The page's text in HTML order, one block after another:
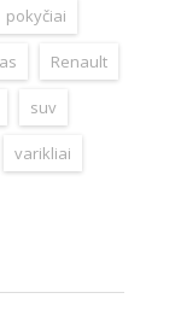
pokyčiai
Renault
suv
varikliai